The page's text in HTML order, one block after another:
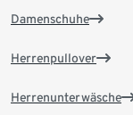
Damenschuhe
Herrenpullover
Herrenunterwäsche